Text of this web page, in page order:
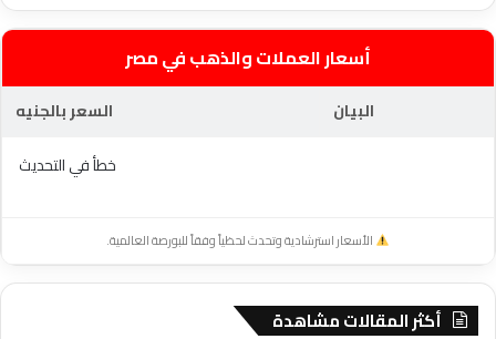
أسعار العملات والذهب في مصر
البيان
السعر بالجنيه
خطأ في التحديث
الأسعار استرشادية وتحدث لحظياً وفقاً للبورصة العالمية.
أكثر المقالات مشاهدة